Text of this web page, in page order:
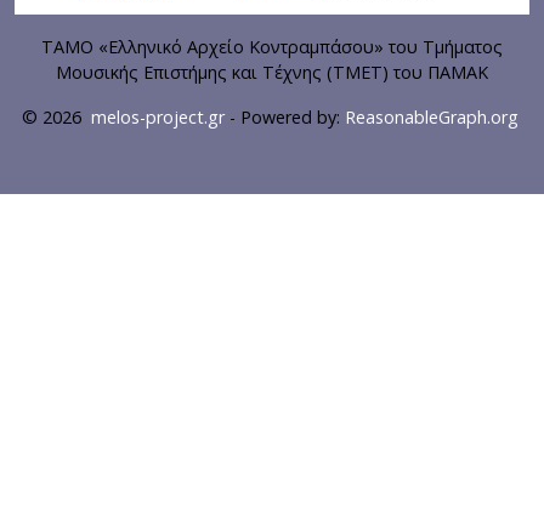
ΤΑΜΟ «Ελληνικό Αρχείο Κοντραμπάσου» του Τμήματος
Μουσικής Επιστήμης και Τέχνης (ΤΜΕΤ) του ΠΑΜΑΚ
© 2026 melos-project.gr- Powered by: ReasonableGraph.org